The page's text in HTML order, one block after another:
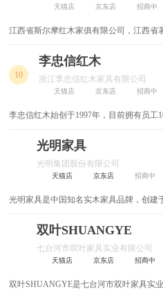
鞋架
穿衣镜
实木衣柜
沙发垫
吊椅
整体家居
电竞椅
天猫店 京东店 招商中
江西省斯尔摩红木家俱有限公司，江西省
10
李忠信红木
浙江李忠信红木家具有限公司
天猫店 京东店 招商中
李忠信红木始创于1997年，目前拥有员工
光明家具
光明集团股份有限公司
天猫店 京东店 招商中
光明家具是中国知名实木家具品牌，创建
屋定制服务。双叶SHUANGYE
七台河市双叶家具实业有限公司
天猫店 京东店 招商中
双叶SHUANGYE‌是七台河市双叶家具实